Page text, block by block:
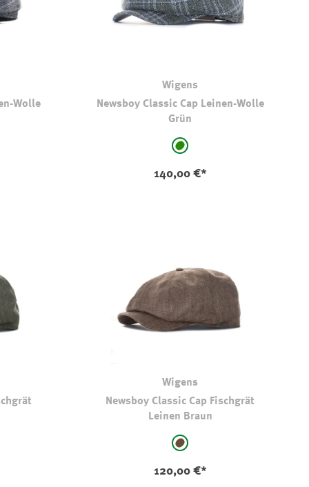
Wolle
Wigens
Newsboy Classic Cap Leinen-Wolle
Grün
auswählengrün - kariert
140,00 €*
Wigens
Newsboy Classic Cap Fischgrät
Leinen Braun
auswählen
braun
120,00 €*